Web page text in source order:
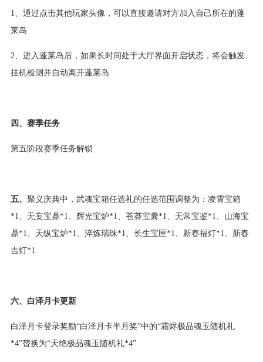
1、通过点击其他玩家头像，可以直接邀请对方加入自己所在的蓬
莱岛
2、进入蓬莱岛后，如果长时间处于大厅界面开启状态，将会触发
挂机检测并自动离开蓬莱岛
四、赛季任务
第五阶段赛季任务解锁
五、 聚义庆典中，武魂宝箱任选礼的任选范围调整为：凌霄宝箱
*1、无妄宝鼎*1、辉光宝炉*1、苍莽宝囊*1、无常宝鉴*1、山海宝
鼎*1、天纵宝炉*1、淬炼瑞珠*1、长生宝匣*1、新春福灯*1、新春
吉灯*1
六、白泽月卡更新
白泽月卡登录奖励“白泽月卡半月奖”中的“霜烬极品魂玉随机礼
*4”替换为“天绝极品魂玉随机礼*4”